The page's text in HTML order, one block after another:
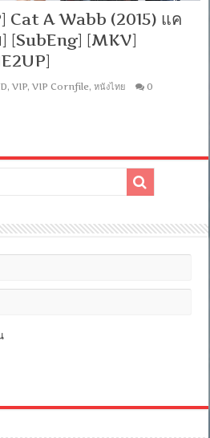
Cat A Wabb (2015) แค
[SubEng] [MKV]
,VIP,VIP Cornfile,หนังไทย
0